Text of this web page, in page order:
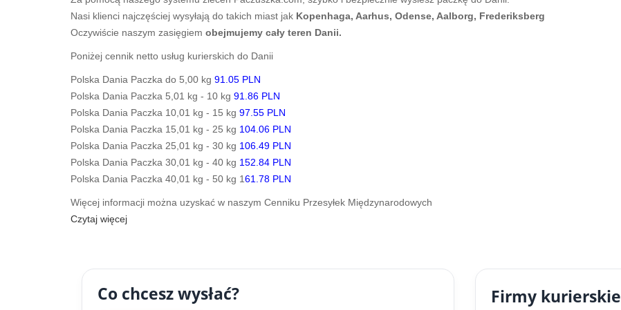
Nasi klienci najczęściej wysyłają do takich miast jak Kopenhaga, Aarhus, Odense, Aalborg, Frederiksberg
Oczywiście naszym zasięgiem obejmujemy cały teren Danii.
Poniżej cennik netto usług kurierskich do Danii
Polska Dania Paczka do 5,00 kg 91.05 PLN
Polska Dania Paczka 5,01 kg - 10 kg 91.86 PLN
Polska Dania Paczka 10,01 kg - 15 kg 97.55 PLN
Polska Dania Paczka 15,01 kg - 25 kg 104.06 PLN
Polska Dania Paczka 25,01 kg - 30 kg 106.49 PLN
Polska Dania Paczka 30,01 kg - 40 kg 152.84 PLN
Polska Dania Paczka 40,01 kg - 50 kg 161.78 PLN
Więcej informacji można uzyskać w naszym Cenniku Przesyłek Międzynarodowych
Czytaj więcej
Co chcesz wysłać? Firmy kurierskie